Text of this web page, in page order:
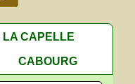
LA CAPELLE
CABOURG